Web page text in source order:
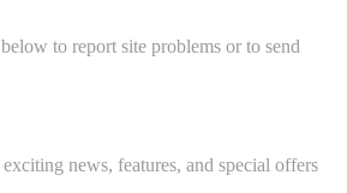
to report site problems or to send
news, features, and special offers